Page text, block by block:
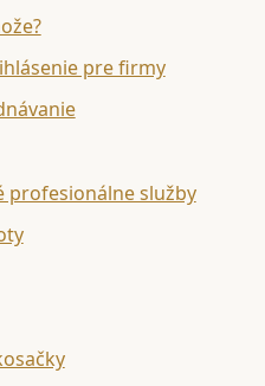
pre firmy
profesionálne služby